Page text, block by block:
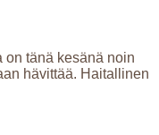
on tänä kesänä noin
hävittää. Haitallinen